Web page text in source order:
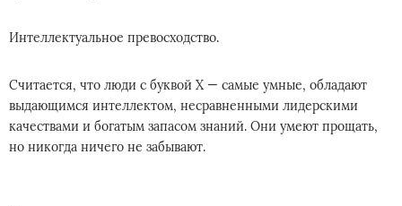
Интеллектуальное превосходство.
Считается, что люди с буквой Х — самые умные, обладают
выдающимся интеллектом, несравненными лидерскими
качествами и богатым запасом знаний. Они умеют прощать,
но никогда ничего не забывают.